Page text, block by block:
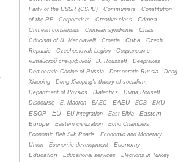
Party of the USSR (CSPU)
Communists
Constitution
of the RF
Corporatism Creative class Crimea
Crimean consensus Crimean syndrome Crisis
Criticism of N. Machiavelli Croatia Cuba
Czech
Republic
Czechoslovak Legion
Cоциализм с
китайской спецификой
D. Rousseff
Deepfakes
Democratic Choice of Russia
Democratic Russia
Deng
Xiaoping
Deng Xiaoping's theory of socialism
Department of Physics
Dialectics
Dilma Rouseff
Discourse
E. Macron EAEC EAEU ECB EMU
ESOP EU EU integration East-Elbia
Eastern
Europe
Eastern civilization
Echo Chambers
Economic Belt Silk Roads
Economic and Monetary
Union
Economic development
Economy
Education
Educational services
Elections in Turkey